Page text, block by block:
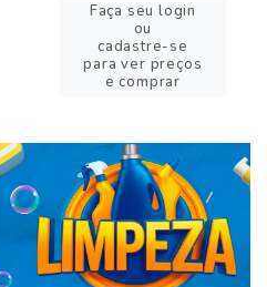
Faça seu login
ou
cadastre-se
para ver preços
e comprar